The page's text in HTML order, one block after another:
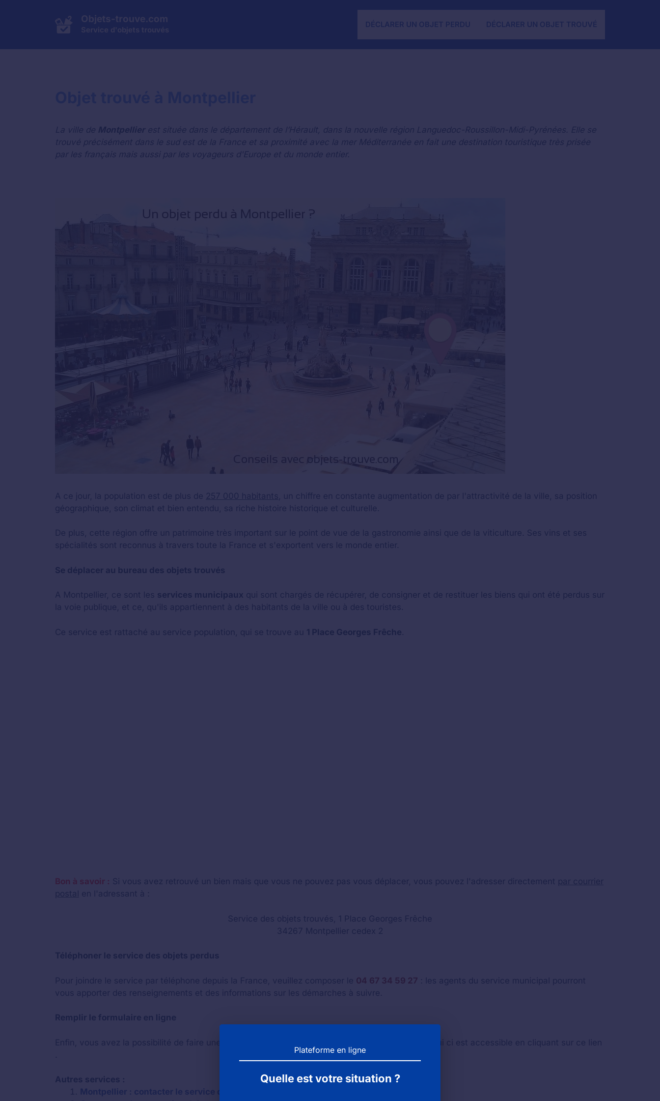
Objets-trouve.com
Service d'objets trouvés
DÉCLARER UN OBJET PERDU DÉCLARER UN OBJET TROUVÉ
La ville de Montpellierest située dans le département de l’Hérault, dans la nouvelle région Languedoc-Roussillon-Midi-Pyrénées. Elle se
trouvé précisément dans le sud est de la France et sa proximité avec la mer Méditerranée en fait une destination touristique très prisée
par les français mais aussi par les voyageurs d'Europe et du monde entier.
A ce jour, la population est de plus de 257 000 habitants , un chiffre en constante augmentation de par l'attractivité de la ville, sa position
géographique, son climat et bien entendu, sa riche histoire historique et culturelle.
De plus, cette région offre un patrimoine très important sur le point de vue de la gastronomie ainsi que de la viticulture. Ses vins et ses
spécialités sont reconnus à travers toute la France et s'exportent vers le monde entier.
Se déplacer au bureau des objets trouvés
A Montpellier, ce sont les services municipaux qui sont chargés de récupérer, de consigner et de restituer les biens qui ont été perdus sur
la voie publique, et ce, qu'ils appartiennent à des habitants de la ville ou à des touristes.
Ce service est rattaché au service population, qui se trouve au 1 Place Georges Frêche.
Bon à savoir : Si vous avez retrouvé un bien mais que vous ne pouvez pas vous déplacer, vous pouvez l'adresser directement par courrier
postal en l'adressant à :
Service des objets trouvés, 1 Place Georges Frêche
34267 Montpellier cedex 2
Téléphoner le service des objets perdus
Pour joindre le service par téléphone depuis la France, veuillez composer le 04 67 34 59 27 : les agents du service municipal pourront
vous apporter des renseignements et des informations sur les démarches à suivre.
Remplir le formulaire en ligne
Enfin, vous avez la possibilité de faire une déclaration de perte en remplissant un formulaire : celui ci est accessible en cliquant sur ce lien
.
Autres services :
Montpellier : contacter le service des objets perdus et trouvés
Plateforme en ligne
Quelle est votre situation ?